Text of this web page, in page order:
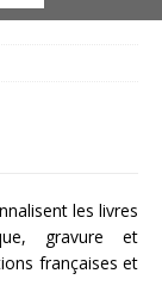
les livres
gravure et
françaises et